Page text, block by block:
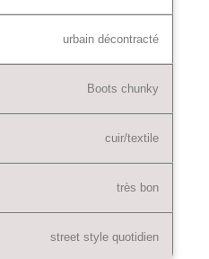
urbain décontracté
Boots chunky
cuir/textile
très bon
street style quotidien